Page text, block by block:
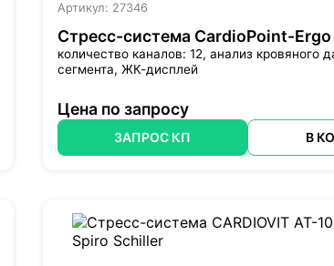
Артикул: 27346
Стресс-система CardioPoint-
количество каналов: 12, анализ кровяного
сегмента, ЖК-дисплей
Цена по запросу
ЗАПРОС КП В